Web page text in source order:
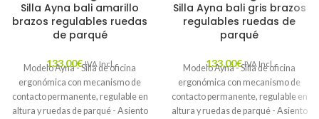
Silla Ayna bali amarillo
brazos regulables ruedas
de parqué
133,00€ IVA Incl.
Modelo Ayna - Silla de oficina
ergonómica con mecanismo de
contacto permanente, regulable en
altura y ruedas de parqué - Asiento
Silla Ayna bali gris brazos
regulables ruedas de
parqué
133,00€ IVA Incl.
Modelo Ayna - Silla de oficina
ergonómica con mecanismo de
contacto permanente, regulable en
altura y ruedas de parqué - Asiento